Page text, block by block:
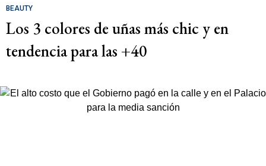
BEAUTY
Los 3 colores de uñas más chic y en
tendencia para las +40